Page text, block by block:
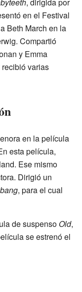
, dirigida por
en el Festival
Beth March en la
Compartió
y Emma
varias
en la película
esta película,
Ese mismo
Dirigió un
, para el cual
de suspenso Old,
se estrenó el